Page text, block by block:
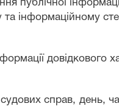
публічної
та інформаційному
довідкового
справ, день,